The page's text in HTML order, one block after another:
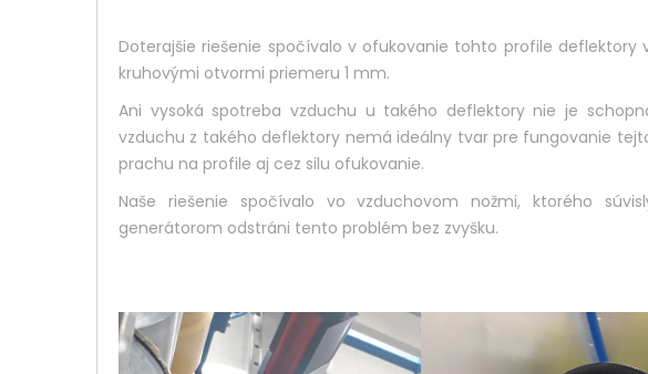
Doterajšie riešenie spočívalo v ofukovanie tohto profile deflektory
kruhovými otvormi priemeru 1 mm.
Ani vysoká spotreba vzduchu u takého deflektory nie je
vzduchu z takého deflektory nemá ideálny tvar pre fungovanie
prachu na profile aj cez silu ofukovanie.
Naše riešenie spočívalo vo vzduchovom nožmi, ktorého
generátorom odstráni tento problém bez zvyšku.